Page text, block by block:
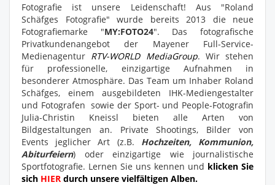
Fotografie ist unsere Leidenschaft! Aus "Roland
Schäfges Fotografie" wurde bereits 2013 die neue
Fotografiemarke "MY:FOTO24". Das fotografische
Privatkundenangebot der Mayener Full-Service-
Medienagentur RTV-WORLD MediaGroup. Wir stehen
für professionelle, einzigartige Aufnahmen in
besonderer Atmosphäre. Das Team um Inhaber Roland
Schäfges, einem ausgebildeten IHK-Mediengestalter
und Fotografen sowie der Sport- und People-Fotografin
Julia-Christin Kneissl bieten alle Arten von
Bildgestaltungen an. Private Shootings, Bilder von
Events jeglicher Art (z.B. Hochzeiten, Kommunion,
Abiturfeiern) oder einzigartige wie journalistische
Sportfotografie. Lernen Sie uns kennen und klicken Sie
sich HIER durch unsere vielfältigen Alben.